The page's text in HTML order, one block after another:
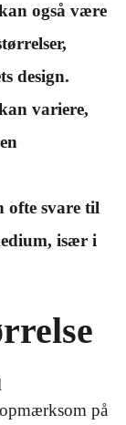
også være
design.
variere,
ofte svare til
især i
på